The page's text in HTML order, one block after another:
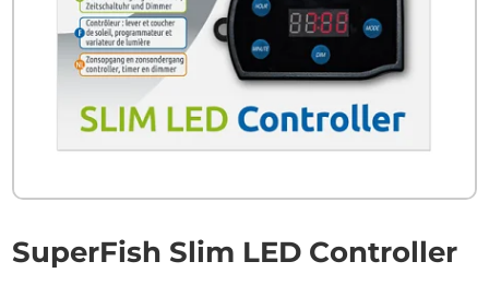
SuperFish Slim LED Controller